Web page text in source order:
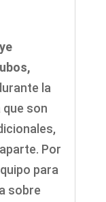
la
son
Por
para
sobre